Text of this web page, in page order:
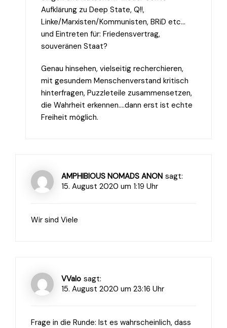
Aufklärung zu Deep State, Q!!,
Linke/Marxisten/Kommunisten, BRiD etc…
und Eintreten für: Friedensvertrag,
souveränen Staat?
Genau hinsehen, vielseitig recherchieren,
mit gesundem Menschenverstand kritisch
hinterfragen, Puzzleteile zusammensetzen,
die Wahrheit erkennen….dann erst ist echte
Freiheit möglich.
AMPHIBIOUS NOMADS ANON sagt:
15. August 2020 um 1:19 Uhr
Wir sind Viele
VValo sagt:
15. August 2020 um 23:16 Uhr
Frage in die Runde: Ist es wahrscheinlich, dass